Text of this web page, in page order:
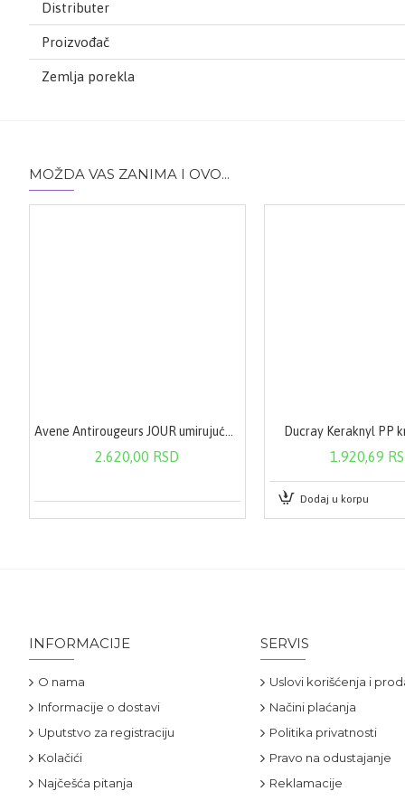
Distributer
Proizvođač
Zemlja porekla
MOŽDA VAS ZANIMA I OVO...
Avene Antirougeurs JOUR umirujuća dnevna krema SPF30 40 ml
2.620,00 RSD
Ducray Keraknyl PP
1.920,69
Dodaj u korpu
INFORMACIJE
O nama
Informacije o dostavi
Uputstvo za registraciju
Kolačići
Najčešća pitanja
SERVIS
Uslovi korišćenja i
Načini plaćanja
Politika privatnosti
Pravo na odustajanje
Reklamacije